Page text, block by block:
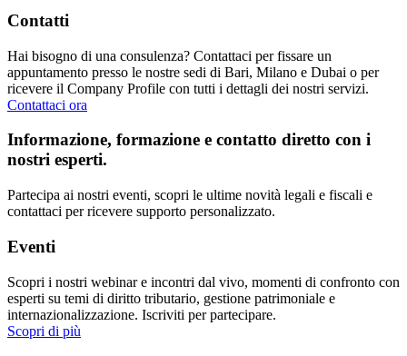
Contatti
Hai bisogno di una consulenza? Contattaci per fissare un
appuntamento presso le nostre sedi di Bari, Milano e Dubai o per
ricevere il Company Profile con tutti i dettagli dei nostri servizi.
Contattaci ora
Informazione, formazione e contatto diretto con i
nostri esperti.
Partecipa ai nostri eventi, scopri le ultime novità legali e fiscali e
contattaci per ricevere supporto personalizzato.
Eventi
Scopri i nostri webinar e incontri dal vivo, momenti di confronto con
esperti su temi di diritto tributario, gestione patrimoniale e
internazionalizzazione. Iscriviti per partecipare.
Scopri di più